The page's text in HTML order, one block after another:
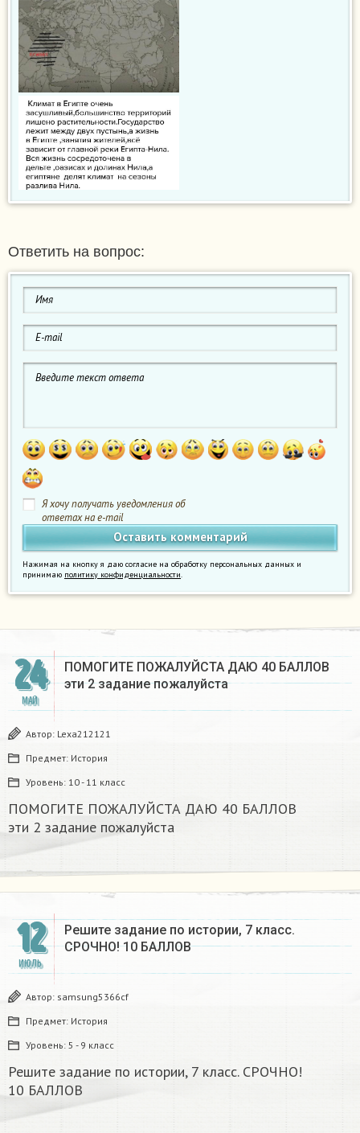
Ответить на вопрос:
Я хочу получать уведомления об
ответах на e-mail
Нажимая на кнопку я даю согласие на обработку персональных данных и
принимаю политику конфиденциальности.
24
МАЙ
ПОМОГИТЕ ПОЖАЛУЙСТА ДАЮ 40 БАЛЛОВ
эти 2 задание пожалуйста ​
Автор: Lexa212121
Предмет: История
Уровень: 10 - 11 класс
ПОМОГИТЕ ПОЖАЛУЙСТА ДАЮ 40 БАЛЛОВ
эти 2 задание пожалуйста ​
12
ИЮЛЬ
Решите задание по истории, 7 класс.
СРОЧНО! 10 БАЛЛОВ​
Автор: samsung5366cf
Предмет: История
Уровень: 5 - 9 класс
Решите задание по истории, 7 класс. СРОЧНО!
10 БАЛЛОВ​